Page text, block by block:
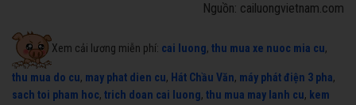
Nguồn: cailuongvietnam.com
Xem cải lương miễn phí: cai luong, thu mua xe nuoc mia cu,
thu mua do cu, may phat dien cu, Hát Chầu Văn, máy phát điện 3 pha,
sach toi pham hoc, trich doan cai luong, thu mua may lanh cu, kem